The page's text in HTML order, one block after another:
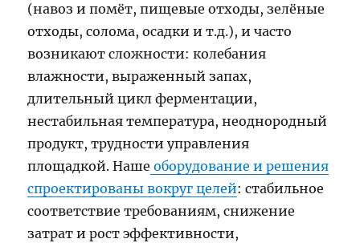
(навоз и помёт, пищевые отходы, зелёные
отходы, солома, осадки и т.д.), и часто
возникают сложности: колебания
влажности, выраженный запах,
длительный цикл ферментации,
нестабильная температура, неоднородный
продукт, трудности управления
площадкой. Наше оборудование и решения
спроектированы вокруг целей: стабильное
соответствие требованиям, снижение
затрат и рост эффективности,